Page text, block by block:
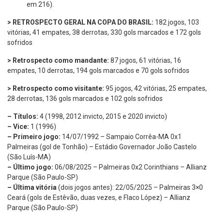
em 216).
> RETROSPECTO GERAL NA COPA DO BRASIL: 182 jogos, 103
vitórias, 41 empates, 38 derrotas, 330 gols marcados e 172 gols
sofridos
> Retrospecto como mandante: 87 jogos, 61 vitórias, 16
empates, 10 derrotas, 194 gols marcados e 70 gols sofridos
> Retrospecto como visitante: 95 jogos, 42 vitórias, 25 empates,
28 derrotas, 136 gols marcados e 102 gols sofridos
– Títulos: 4 (1998, 2012 invicto, 2015 e 2020 invicto)
– Vice: 1 (1996)
– Primeiro jogo: 14/07/1992 – Sampaio Corrêa-MA 0x1
Palmeiras (gol de Tonhão) – Estádio Governador João Castelo
(São Luís-MA)
– Último jogo: 06/08/2025 – Palmeiras 0x2 Corinthians – Allianz
Parque (São Paulo-SP)
– Última vitória (dois jogos antes): 22/05/2025 – Palmeiras 3×0
Ceará (gols de Estêvão, duas vezes, e Flaco López) – Allianz
Parque (São Paulo-SP)